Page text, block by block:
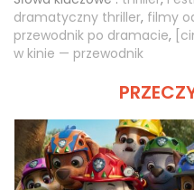
dramatyczny thriller, filmy
przewodnik po dramacie,
w kinie — przewodnik